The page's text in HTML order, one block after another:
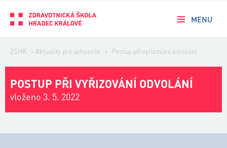
MENU
ZSHK > Aktuality pro uchazeče > Postup při vyřizování odvolání
POSTUP PŘI VYŘIZOVÁNÍ ODVOLÁNÍ
vloženo 3. 5. 2022